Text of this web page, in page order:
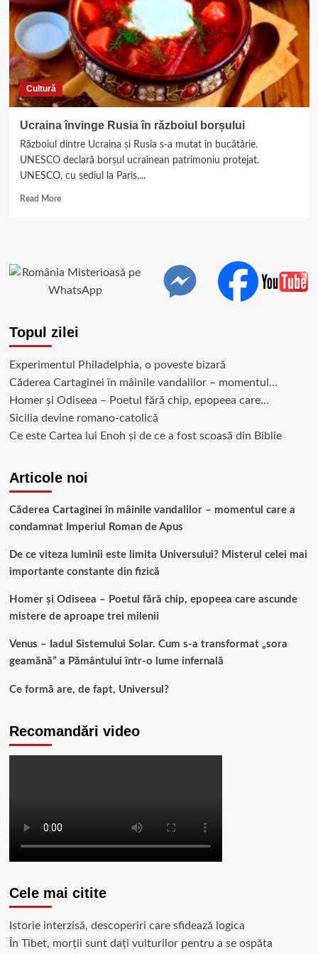
Cultură
Ucraina învinge Rusia în războiul borșului
Războiul dintre Ucraina şi Rusia s-a mutat în bucătărie.
UNESCO declară borşul ucrainean patrimoniu protejat.
UNESCO, cu sediul la Paris,...
Read MoreRead
în
războiul
Topul zilei
Experimentul Philadelphia, o poveste bizară
Căderea Cartaginei în mâinile vandalilor – momentul…
Homer și Odiseea – Poetul fără chip, epopeea care…
Sicilia devine romano-catolică
Ce este Cartea lui Enoh și de ce a fost scoasă din Biblie
Articole noi
Căderea Cartaginei în mâinile vandalilor – momentul care a
condamnat Imperiul Roman de Apus
De ce viteza luminii este limita Universului? Misterul celei mai
importante constante din fizică
Homer și Odiseea – Poetul fără chip, epopeea care ascunde
mistere de aproape trei milenii
Venus – Iadul Sistemului Solar. Cum s-a transformat „sora
geamănă” a Pământului într-o lume infernală
Ce formă are, de fapt, Universul?
Recomandări video
Cele mai citite
Istorie interzisă, descoperiri care sfidează logica
În Tibet, morții sunt dați vulturilor pentru a se ospăta